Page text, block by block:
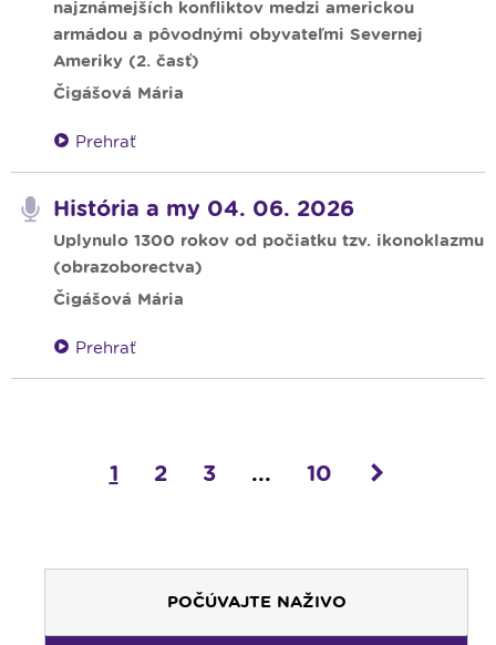
najznámejších konfliktov medzi americkou
armádou a pôvodnými obyvateľmi Severnej
Ameriky (2. časť)
Čigášová Mária
Prehrať
História a my 04. 06. 2026
Uplynulo 1300 rokov od počiatku tzv. ikonoklazmu
(obrazoborectva)
Čigášová Mária
Prehrať
1 2 3 ... 10
POČÚVAJTE NAŽIVO